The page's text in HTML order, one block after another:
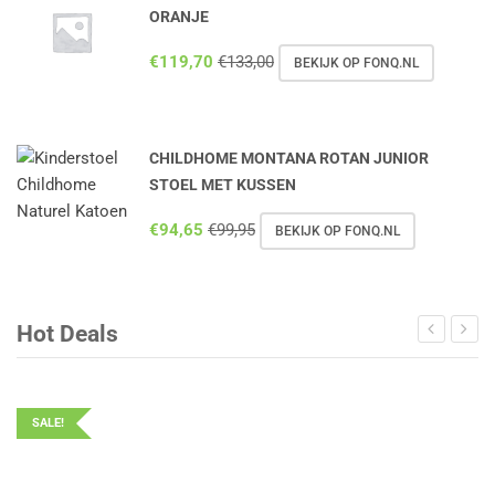
ORANJE
€119,70 €133,00 BEKIJK OP FONQ.NL
CHILDHOME MONTANA ROTAN JUNIOR
STOEL MET KUSSEN
€94,65 €99,95 BEKIJK OP FONQ.NL
Hot Deals
SALE!